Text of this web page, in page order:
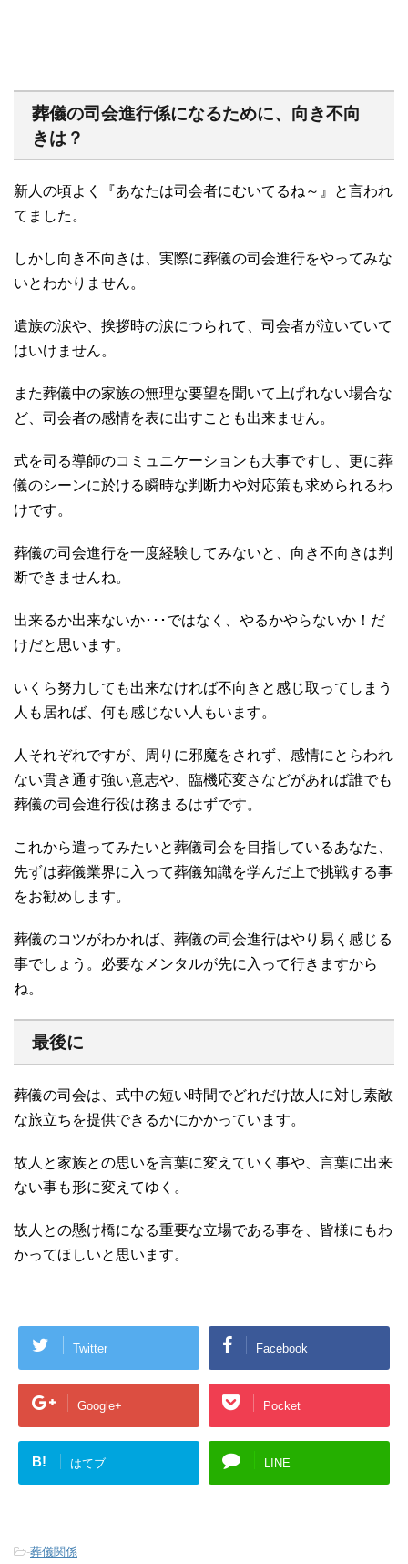
葬儀の司会進行係になるために、向き不向
きは？
新人の頃よく『あなたは司会者にむいてるね～』と言われ
てました。
しかし向き不向きは、実際に葬儀の司会進行をやってみな
いとわかりません。
遺族の涙や、挨拶時の涙につられて、司会者が泣いていて
はいけません。
また葬儀中の家族の無理な要望を聞いて上げれない場合な
ど、司会者の感情を表に出すことも出来ません。
式を司る導師のコミュニケーションも大事ですし、更に葬
儀のシーンに於ける瞬時な判断力や対応策も求められるわ
けです。
葬儀の司会進行を一度経験してみないと、向き不向きは判
断できませんね。
出来るか出来ないか･･･ではなく、やるかやらないか！だ
けだと思います。
いくら努力しても出来なければ不向きと感じ取ってしまう
人も居れば、何も感じない人もいます。
人それぞれですが、周りに邪魔をされず、感情にとらわれ
ない貫き通す強い意志や、臨機応変さなどがあれば誰でも
葬儀の司会進行役は務まるはずです。
これから遣ってみたいと葬儀司会を目指しているあなた、
先ずは葬儀業界に入って葬儀知識を学んだ上で挑戦する事
をお勧めします。
葬儀のコツがわかれば、葬儀の司会進行はやり易く感じる
事でしょう。必要なメンタルが先に入って行きますから
ね。
最後に
葬儀の司会は、式中の短い時間でどれだけ故人に対し素敵
な旅立ちを提供できるかにかかっています。
故人と家族との思いを言葉に変えていく事や、言葉に出来
ない事も形に変えてゆく。
故人との懸け橋になる重要な立場である事を、皆様にもわ
かってほしいと思います。
Twitter Facebook
Google+ Pocket
B! はてブ LINE
-葬儀関係